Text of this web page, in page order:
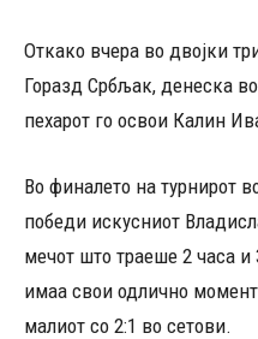
Откако вчера во двојки
Горазд Србљак, денеска
пехарот го освои Калин
Во финалето на турнирот
победи искусниот
мечот што траеше 2 часа и
имаа свои одлично
малиот со 2:1 во сетови.